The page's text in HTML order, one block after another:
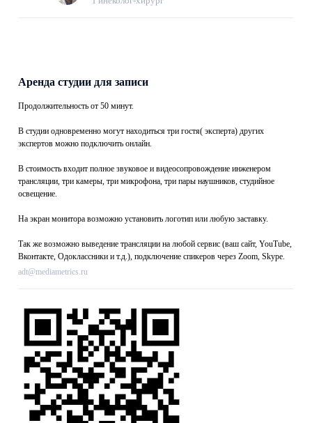
Аренда студии для записи
Продолжительность от 50 минут.
В студии одновременно могут находиться три гостя( эксперта) других
экспертов можно подключить онлайн.
В стоимость входит полное звуковое и видеосопровождение инженером
трансляции, три камеры, три микрофона, три пары наушников, студийное
освещение.
На экран монитора возможно установить логотип или любую заставку.
Так же возможно выведение трансляции на любой сервис (ваш сайт, YouTube,
Вконтакте, Одоклассники и т.д.), подключение спикеров через Zoom, Skype.
adt@mediametrics.ru